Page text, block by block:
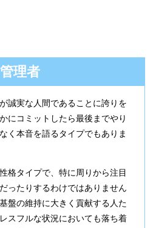
管理者
誠実な人間であることに誇りを
にコミットしたら最後までやり
く本音を語るタイプでもありま
格タイプで、特に周りから注目
ったりするわけではありません
盤の維持に大きく貢献する人た
スフルな状況においても落ち着